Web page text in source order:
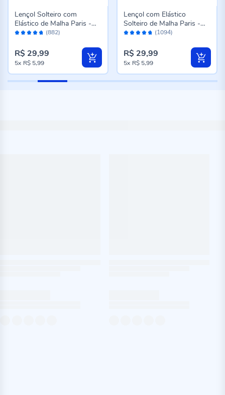
Avaliação: (882)
Lençol Solteiro com
Elástico de Malha Paris -
Cinza
R$ 29,99
5x R$ 5,99
Avaliação: (1094)
Lençol com Elástico
Solteiro de Malha Paris -
Rosa Cravo
R$ 29,99
5x R$ 5,99